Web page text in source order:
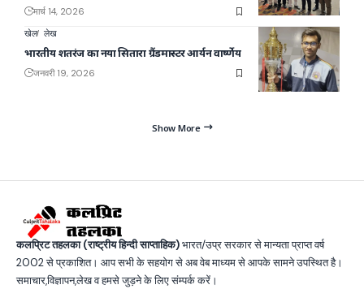
मार्च 14, 2026
खेल लेख
भारतीय शतरंज का नया सितारा ग्रैंडमास्टर आर्यन वार्ष्णेय
जनवरी 19, 2026
Show More
कलप्रिट तहलका (राष्ट्रीय हिन्दी साप्ताहिक)भारत/उप्र सरकार से मान्यता प्राप्त वर्ष
2002 से प्रकाशित। आप सभी के सहयोग से अब वेब माध्यम से आपके सामने उपस्थित है।
समाचार,विज्ञापन,लेख व हमसे जुड़ने के लिए संम्पर्क करें।